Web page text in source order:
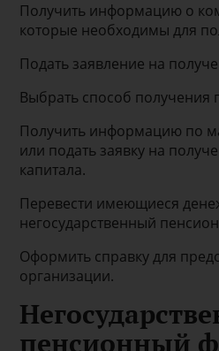
Получить информацию о
которые необходимы для
Подать заявление на
Выбрать способ получения
Получить информацию по
или подать заявку на
капитала.
Перевести имеющиеся
негосударственный
Оформить справку для
организации.
пенсионный